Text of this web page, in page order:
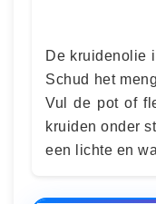
De kruidenolie
Schud het
Vul de pot of
kruiden onder
een lichte en